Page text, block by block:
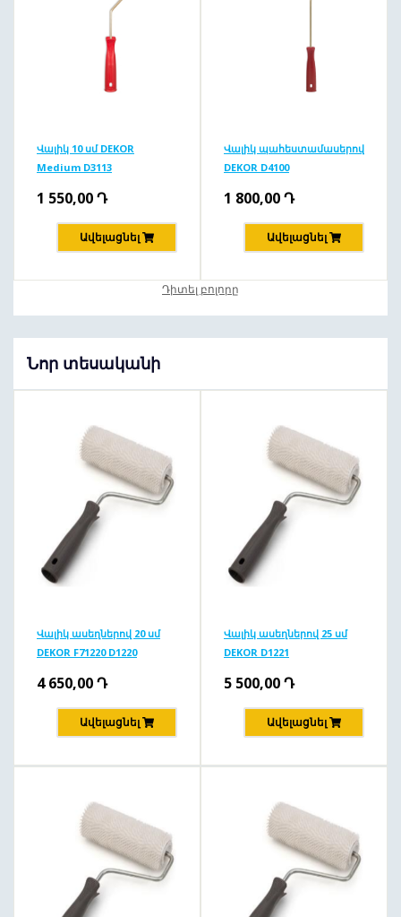
Վալիկ 10 սմ DEKOR
Medium D3113
1 550,00Դ
Ավելացնել
Վալիկ պահեստամասերով
DEKOR D4100
1 800,00Դ
Ավելացնել
Դիտել բոլորը
Նոր տեսականի
Վալիկ ասեղներով 20 սմ
DEKOR F71220 D1220
4 650,00Դ
Ավելացնել
Վալիկ ասեղներով 25 սմ
DEKOR D1221
5 500,00Դ
Ավելացնել